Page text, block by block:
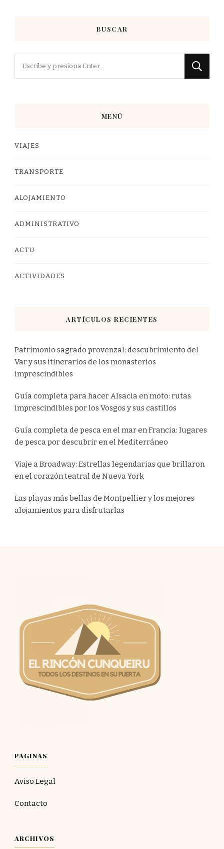
BUSCAR
MENÚ
VIAJES
TRANSPORTE
ALOJAMIENTO
ADMINISTRATIVO
ACTU
ACTIVIDADES
ARTÍCULOS RECIENTES
Patrimonio sagrado provenzal: descubrimiento del
Var y sus itinerarios de los monasterios
imprescindibles
Guía completa para hacer Alsacia en moto: rutas
imprescindibles por los Vosgos y sus castillos
Guía completa de pesca en el mar en Francia: lugares
de pesca por descubrir en el Mediterráneo
Viaje a Broadway: Estrellas legendarias que brillaron
en el corazón teatral de Nueva York
Las playas más bellas de Montpellier y los mejores
alojamientos para disfrutarlas
PAGINAS
Aviso Legal
Contacto
ARCHIVOS